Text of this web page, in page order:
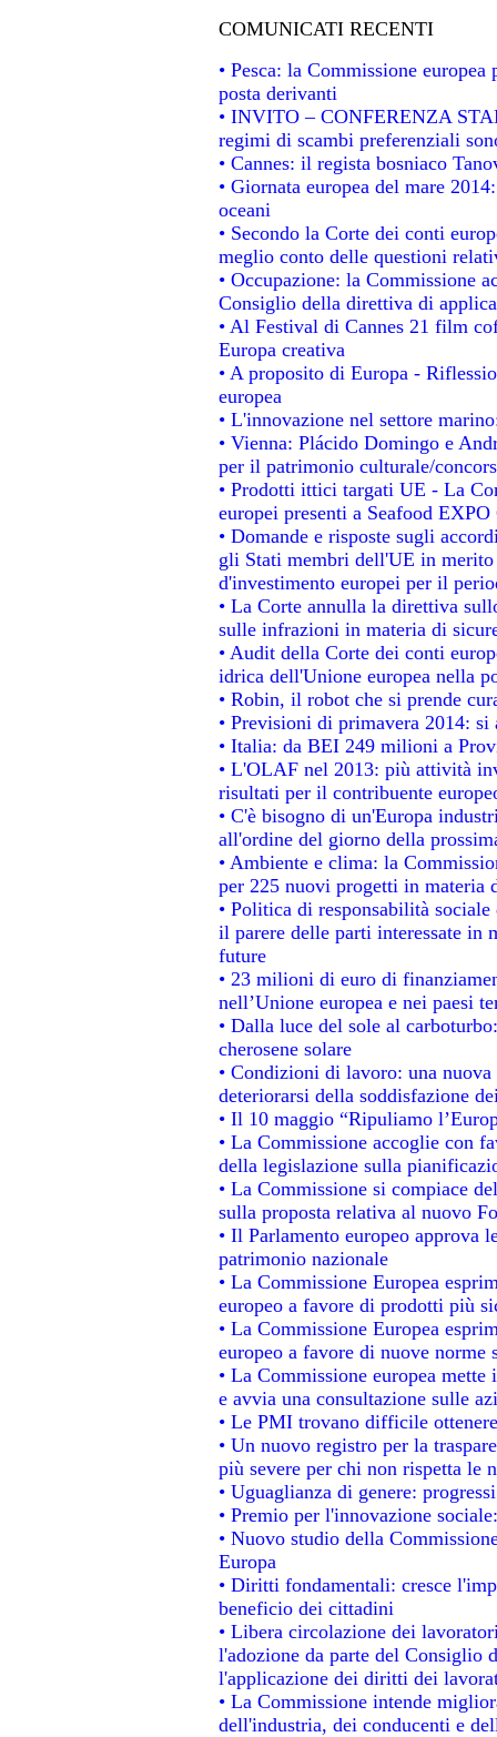
COMUNICATI RECENTI
• Pesca: la Commissione
posta derivanti
• INVITO – CONFERENZA
regimi di scambi preferenziali
• Cannes: il regista bosniaco
• Giornata europea del mare
oceani
• Secondo la Corte dei conti
meglio conto delle questioni
• Occupazione: la Commissione
Consiglio della direttiva di
• Al Festival di Cannes 21 film
Europa creativa
• A proposito di Europa -
europea
• L'innovazione nel settore
• Vienna: Plácido Domingo e
per il patrimonio culturale/
• Prodotti ittici targati UE - La
europei presenti a Seafood
• Domande e risposte sugli
gli Stati membri dell'UE in
d'investimento europei per il
• La Corte annulla la direttiva
sulle infrazioni in materia di
• Audit della Corte dei conti
idrica dell'Unione europea nella
• Robin, il robot che si prende
• Previsioni di primavera 2014: si
• Italia: da BEI 249 milioni a
• L'OLAF nel 2013: più attività
risultati per il contribuente
• C'è bisogno di un'Europa
all'ordine del giorno della
• Ambiente e clima: la
per 225 nuovi progetti in materia
• Politica di responsabilità
il parere delle parti interessate in
future
• 23 milioni di euro di
nell’Unione europea e nei paesi
• Dalla luce del sole al
cherosene solare
• Condizioni di lavoro: una
deteriorarsi della soddisfazione
• Il 10 maggio “Ripuliamo
• La Commissione accoglie con
della legislazione sulla
• La Commissione si compiace
sulla proposta relativa al nuovo
• Il Parlamento europeo approva
patrimonio nazionale
• La Commissione Europea
europeo a favore di prodotti più
• La Commissione Europea
europeo a favore di nuove norme
• La Commissione europea
e avvia una consultazione sulle
• Le PMI trovano difficile
• Un nuovo registro per la
più severe per chi non rispetta le
• Uguaglianza di genere:
• Premio per l'innovazione
• Nuovo studio della
Europa
• Diritti fondamentali: cresce
beneficio dei cittadini
• Libera circolazione dei
l'adozione da parte del Consiglio
l'applicazione dei diritti dei
• La Commissione intende
dell'industria, dei conducenti e